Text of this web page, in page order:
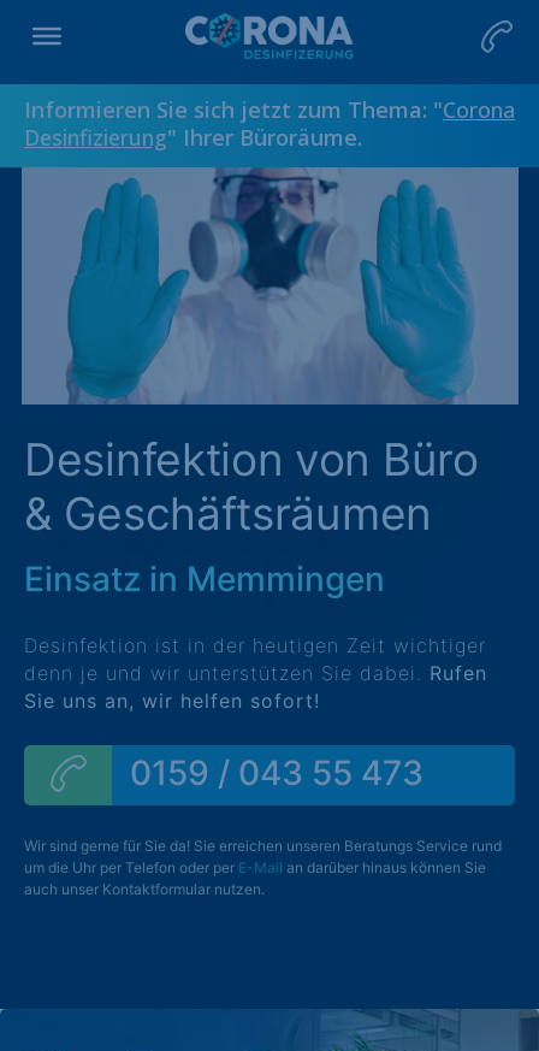
Informieren Sie sich jetzt zum Thema: "Corona
Desinfizierung" Ihrer Büroräume.
Desinfektion von Büro
& Geschäftsräumen
Einsatz in Memmingen
Desinfektion ist in der heutigen Zeit wichtiger
denn je und wir unterstützen Sie dabei. Rufen
Sie uns an, wir helfen sofort!
0159 / 043 55 473
Wir sind gerne für Sie da! Sie erreichen unseren Beratungs Service rund
um die Uhr per Telefon oder per E-Mail an darüber hinaus können Sie
auch unser Kontaktformular nutzen.